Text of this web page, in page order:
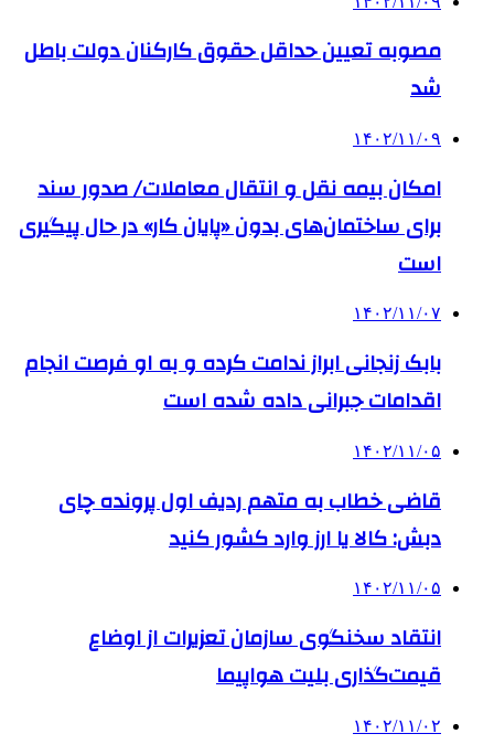
مصوبه تعیین حداقل حقوق کارکنان دولت باطل
شد
۱۴۰۲/۱۱/۰۹
امکان بیمه نقل و انتقال معاملات/ صدور سند
برای ساختمان‌های بدون «پایان کار» در حال پیگیری
است
۱۴۰۲/۱۱/۰۷
بابک زنجانی ابراز ندامت کرده و به او فرصت انجام
اقدامات جبرانی داده شده است
۱۴۰۲/۱۱/۰۵
قاضی خطاب به متهم ردیف اول پرونده چای
دبش: کالا یا ارز وارد کشور کنید
۱۴۰۲/۱۱/۰۵
انتقاد سخنگوی سازمان تعزیرات از اوضاع
قیمت‌گذاری بلیت هواپیما
۱۴۰۲/۱۱/۰۲